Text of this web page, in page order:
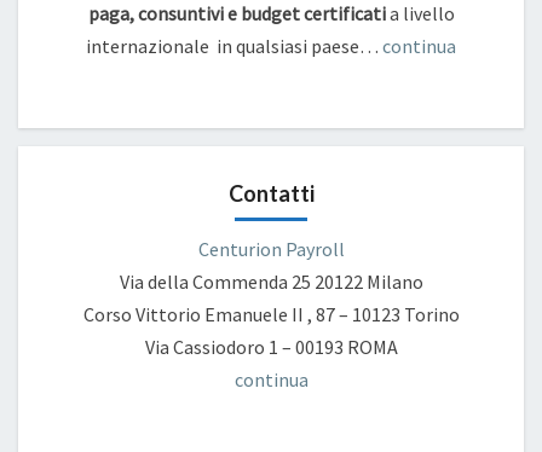
paga, consuntivi e budget certificatia livello
internazionale in qualsiasi paese… continua
Contatti
Centurion Payroll
Via della Commenda 25 20122 Milano
Corso Vittorio Emanuele II , 87 – 10123 Torino
Via Cassiodoro 1 – 00193 ROMA
continua